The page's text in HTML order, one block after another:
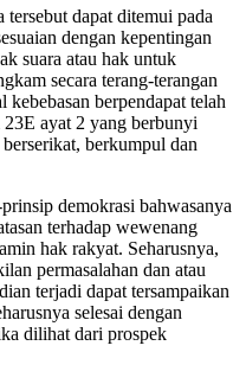
dapat ditemui pada
dengan kepentingan
suara atau hak untuk
secara terang-terangan
berpendapat telah
ayat 2 yang berbunyi
berkumpul dan
demokrasi bahwasanya
terhadap wewenang
hak rakyat. Seharusnya,
permasalahan dan atau
terjadi dapat tersampaikan
selesai dengan
dilihat dari prospek